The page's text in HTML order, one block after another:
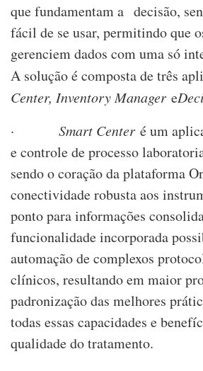
que fundamentam a decisão,
fácil de se usar, permitindo que
gerenciem dados com uma só
A solução é composta de três
Center, Inventory Manager e
· Smart Center é um
e controle de processo
sendo o coração da plataforma
conectividade robusta aos
ponto para informações
funcionalidade incorporada
automação de complexos
clínicos, resultando em maior
padronização das melhores
todas essas capacidades e
qualidade do tratamento.